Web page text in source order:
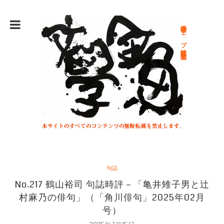
総合文学ウェブ情報誌 文学金魚
句誌
No.217 鶴山裕司 句誌時評－「亀井雉子男と辻
村麻乃の俳句」（「角川俳句」2025年02月
号）